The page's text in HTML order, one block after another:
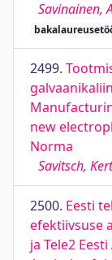
Savinainen,
2499.
new
Norma
Savitsch,
2500. Eesti
efektiivsuse
ja Tele2